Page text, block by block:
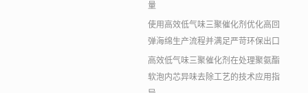
量
使用高效低气味三聚催化剂优化高回
弹海绵生产流程并满足严苛环保出口
高效低气味三聚催化剂在处理聚氨酯
软泡内芯异味去除工艺的技术应用指